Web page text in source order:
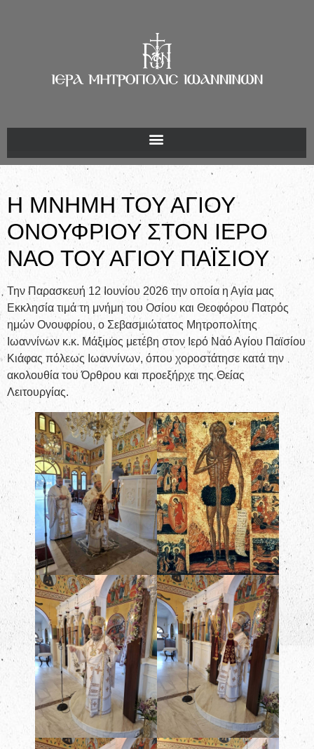
Η ΜΝΗΜΗ ΤΟΥ ΑΓΙΟΥ
ΟΝΟΥΦΡΙΟΥ ΣΤΟΝ ΙΕΡΟ
ΝΑΟ ΤΟΥ ΑΓΙΟΥ ΠΑΪΣΙΟΥ
Την Παρασκευή 12 Ιουνίου 2026 την οποία η Αγία μας
Εκκλησία τιμά τη μνήμη του Οσίου και Θεοφόρου Πατρός
ημών Ονουφρίου, ο Σεβασμιώτατος Μητροπολίτης
Ιωαννίνων κ.κ. Μάξιμος μετέβη στον Ιερό Ναό Αγίου Παϊσίου
Κιάφας πόλεως Ιωαννίνων, όπου χοροστάτησε κατά την
ακολουθία του Όρθρου και προεξήρχε της Θείας
Λειτουργίας.